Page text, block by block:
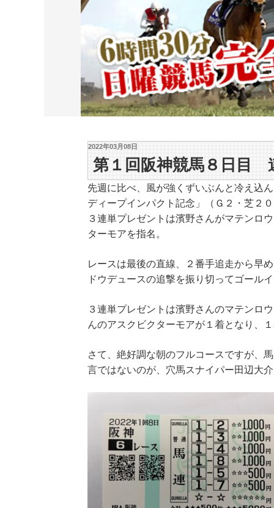
2022年03月08日
第１回阪神競馬８日目
先週に比べ、風が強くずいぶんと冷え込
ディープインパクト記念」（Ｇ２・芝２
３連単プレゼントは濱野さんがマテンロ
ターモアを指名。
レースは最後の直線、２番手追走から早
ドウデュースの追撃を振り切ってゴール
３連単プレゼントは濱野さんのマテンロ
んのアスクビクターモアが１着となり、
さて、絶好調な朝のフルコースですが、
言ではないのが、穴馬スナイパー田辺大